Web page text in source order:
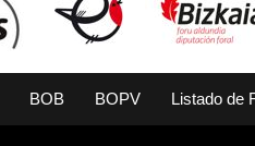
BOB BOPV Listado de